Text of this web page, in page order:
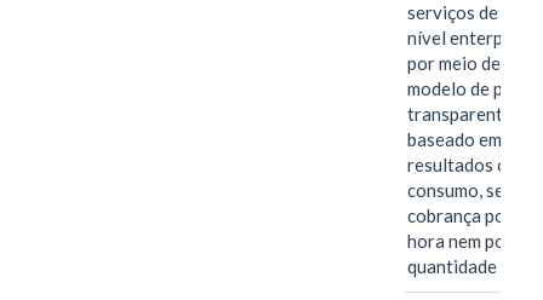
serviços de IA de
nível enterprise
por meio de um
modelo de
transparente,
baseado em
resultados ou
consumo, sem
cobrança por
hora nem por
quantidade de…